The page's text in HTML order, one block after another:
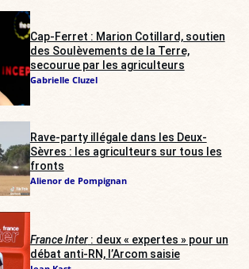
Cap-Ferret : Marion Cotillard, soutien
des Soulèvements de la Terre,
secourue par les agriculteurs
Gabrielle Cluzel
Rave-party illégale dans les Deux-
Sèvres : les agriculteurs sur tous les
fronts
Alienor de Pompignan
France Inter: deux « expertes » pour un
débat anti-RN, l’Arcom saisie